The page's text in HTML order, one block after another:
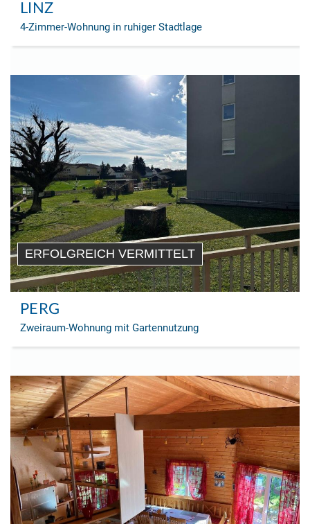
LINZ
4-Zimmer-Wohnung in ruhiger Stadtlage
ERFOLGREICH VERMITTELT
PERG
Zweiraum-Wohnung mit Gartennutzung